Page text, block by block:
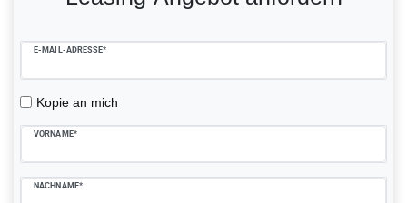
E-MAIL-ADRESSE*
Kopie an mich
VORNAME*
NACHNAME*